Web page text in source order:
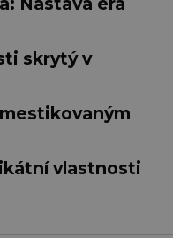
skrytý v
vlastnosti